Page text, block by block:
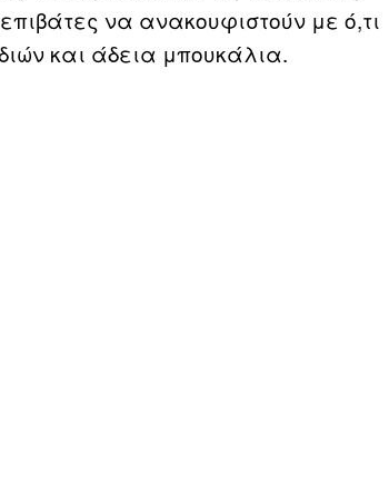
να ανακουφιστούν με ό,τι
και άδεια μπουκάλια.